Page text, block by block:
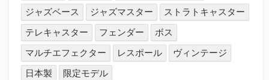
ジャズベース
ジャズマスター
ストラトキャスター
テレキャスター
フェンダー
ボス
マルチエフェクター
レスポール
ヴィンテージ
日本製
限定モデル